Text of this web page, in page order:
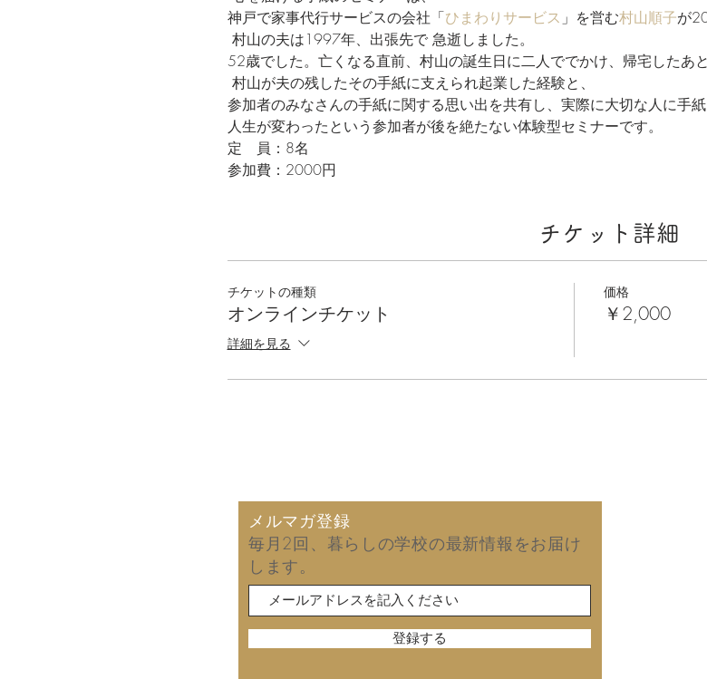
神戸で家事代行サービスの会社「ひまわりサービス 」を営む村山順子が
村山の夫は1997年、出張先で 急逝しました。
52歳でした。亡くなる直前、村山の誕生日に二人ででかけ、帰宅したあ
村山が夫の残したその手紙に支えられ起業した経験と、
参加者のみなさんの手紙に関する思い出を共有し、実際に大切な人に手紙
人生が変わったという参加者が後を絶たない体験型セミナーです。
定　員：8名
参加費：2000円
チケット詳細
チケットの種類
オンラインチケット
詳細を見る
価格
￥2,000
メルマガ登録
毎月2回、暮らしの学校の最新情報をお届け
します。
登録する